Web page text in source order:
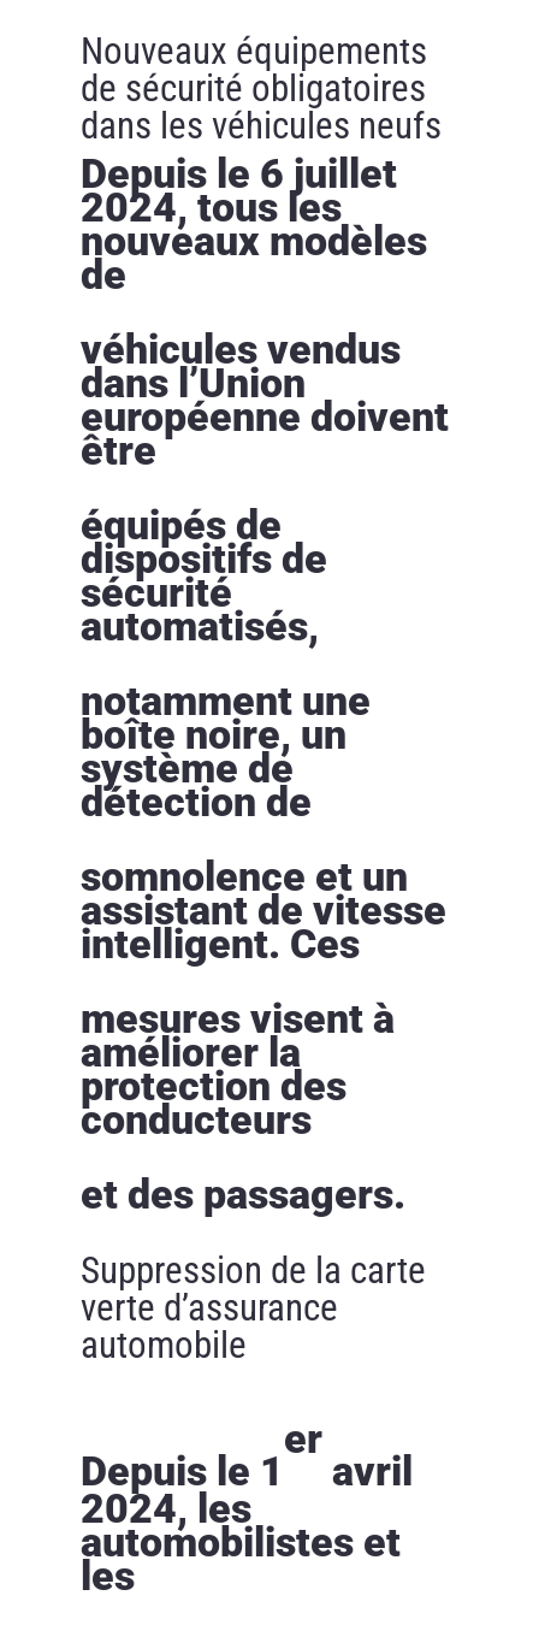
Nouveaux équipements
de sécurité obligatoires
dans les véhicules neufs
Depuis le 6 juillet
2024, tous les
nouveaux modèles
de
véhicules vendus
dans l’Union
européenne doivent
être
équipés de
dispositifs de
sécurité
automatisés,
notamment une
boîte noire, un
système de
détection de
somnolence et un
assistant de vitesse
intelligent. Ces
mesures visent à
améliorer la
protection des
conducteurs
et des passagers.
Suppression de la carte
verte d’assurance
automobile
Depuis le 1
er
avril
2024, les
automobilistes et
les